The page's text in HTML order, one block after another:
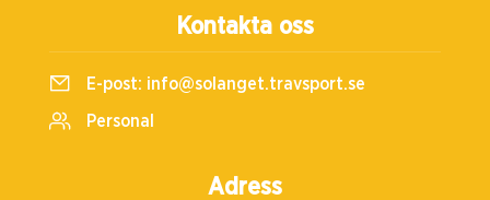
Kontakta oss
E-post: info@solanget.travsport.se
Personal
Adress